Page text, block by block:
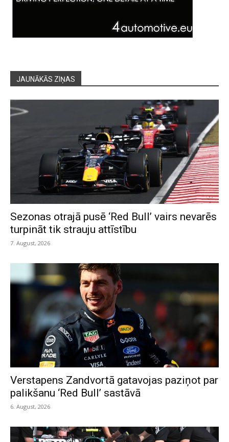
JAUNĀKĀS ZIŅAS
Sezonas otrajā pusē ‘Red Bull’ vairs nevarēs
turpināt tik strauju attīstību
7. August, 2026
Verstapens Zandvortā gatavojas paziņot par
palikšanu ‘Red Bull’ sastāvā
6. August, 2026